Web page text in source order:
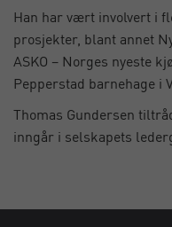
Han har vært involvert i
prosjekter, blant annet
ASKO – Norges nyeste
Pepperstad barnehage i
Thomas Gundersen
inngår i selskapets